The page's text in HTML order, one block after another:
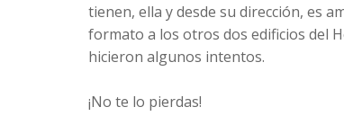
tienen, ella y desde su dirección, es
formato a los otros dos edificios del
hicieron algunos intentos.
¡No te lo pierdas!